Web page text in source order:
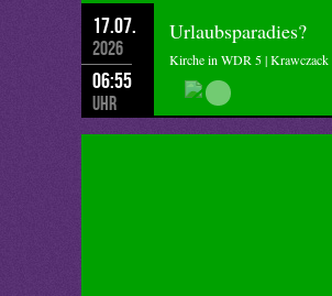
17.07.
2026
06:55
Uhr
Urlaubsparadies?
Kirche in WDR 5 | Krawczack